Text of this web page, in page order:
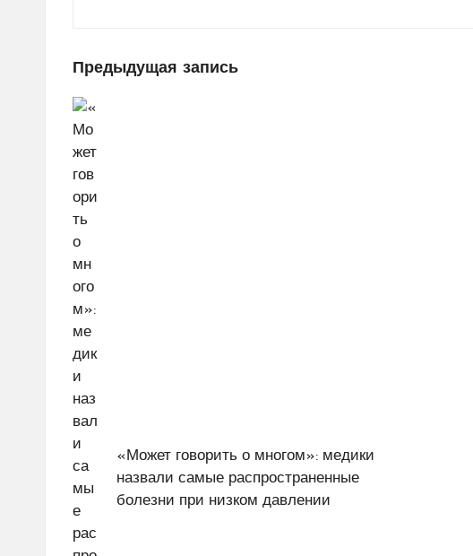
Навигация
по
записям
Предыдущая запись
«Может говорить о многом»: медики
назвали самые распространенные
болезни при низком давлении